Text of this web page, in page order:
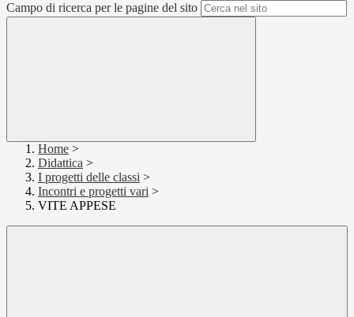
Campo di ricerca per le pagine del sito
Home >
Didattica >
I progetti delle classi >
Incontri e progetti vari >
VITE APPESE